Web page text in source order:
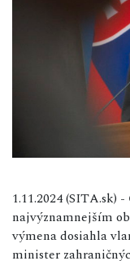
1.11.2024 (SITA.sk)
najvýznamnejším
výmena dosiahla
minister